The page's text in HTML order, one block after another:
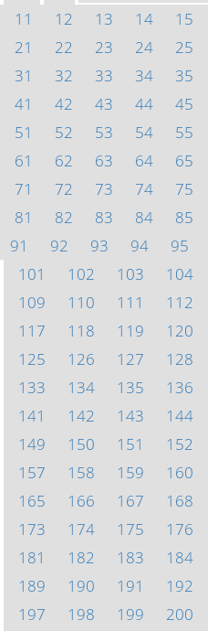
11
12 13 14 15
21
22 23 24 25
31
32 33 34 35
41
42 43 44 45
51
52 53 54 55
61
62 63 64 65
71
72 73 74 75
81
82 83 84 85
91
92 93 94 95
101
102 103 104
109
110 111 112
117
118 119 120
125
126 127 128
133
134 135 136
141
142 143 144
149
150 151 152
157
158 159 160
165
166 167 168
173
174 175 176
181
182 183 184
189
190 191 192
197
198 199 200